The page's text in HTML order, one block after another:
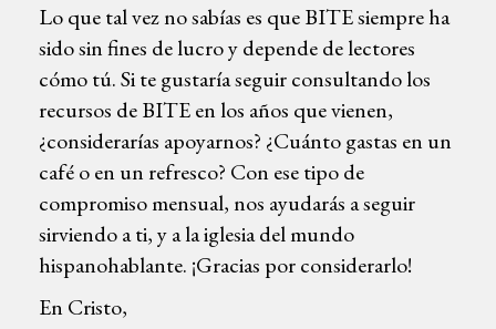
Lo que tal vez no sabías es que BITE siempre ha
sido sin fines de lucro y depende de lectores
cómo tú. Si te gustaría seguir consultando los
recursos de BITE en los años que vienen,
¿considerarías apoyarnos? ¿Cuánto gastas en un
café o en un refresco? Con ese tipo de
compromiso mensual, nos ayudarás a seguir
sirviendo a ti, y a la iglesia del mundo
hispanohablante. ¡Gracias por considerarlo!
En Cristo,